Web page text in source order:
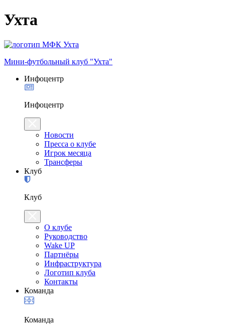
Ухта
Мини-футбольный клуб "Ухта"
Инфоцентр
Инфоцентр
Новости
Пресса о клубе
Игрок месяца
Трансферы
Клуб
Клуб
О клубе
Руководство
Wake UP
Партнёры
Инфраструктура
Логотип клуба
Контакты
Команда
Команда